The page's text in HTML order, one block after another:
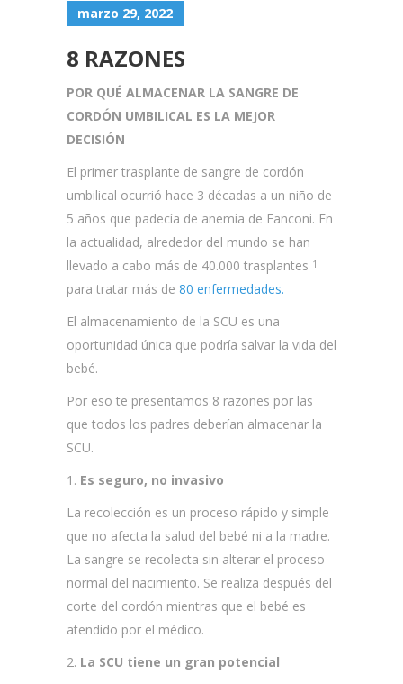
marzo 29, 2022
8 RAZONES
POR QUÉ ALMACENAR LA SANGRE DE
CORDÓN UMBILICAL ES LA MEJOR
DECISIÓN
El primer trasplante de sangre de cordón
umbilical ocurrió hace 3 décadas a un niño de
5 años que padecía de anemia de Fanconi. En
la actualidad, alrededor del mundo se han
llevado a cabo más de 40.000 trasplantes 1
para tratar más de 80 enfermedades.
El almacenamiento de la SCU es una
oportunidad única que podría salvar la vida del
bebé.
Por eso te presentamos 8 razones por las
que todos los padres deberían almacenar la
SCU.
1. Es seguro, no invasivo
La recolección es un proceso rápido y simple
que no afecta la salud del bebé ni a la madre.
La sangre se recolecta sin alterar el proceso
normal del nacimiento. Se realiza después del
corte del cordón mientras que el bebé es
atendido por el médico.
2. La SCU tiene un gran potencial